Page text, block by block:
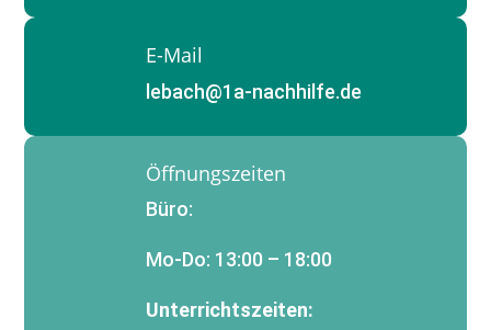
E-Mail
lebach@1a-nachhilfe.de
Öffnungszeiten
Büro:
Mo-Do: 13:00 – 18:00
Unterrichtszeiten: